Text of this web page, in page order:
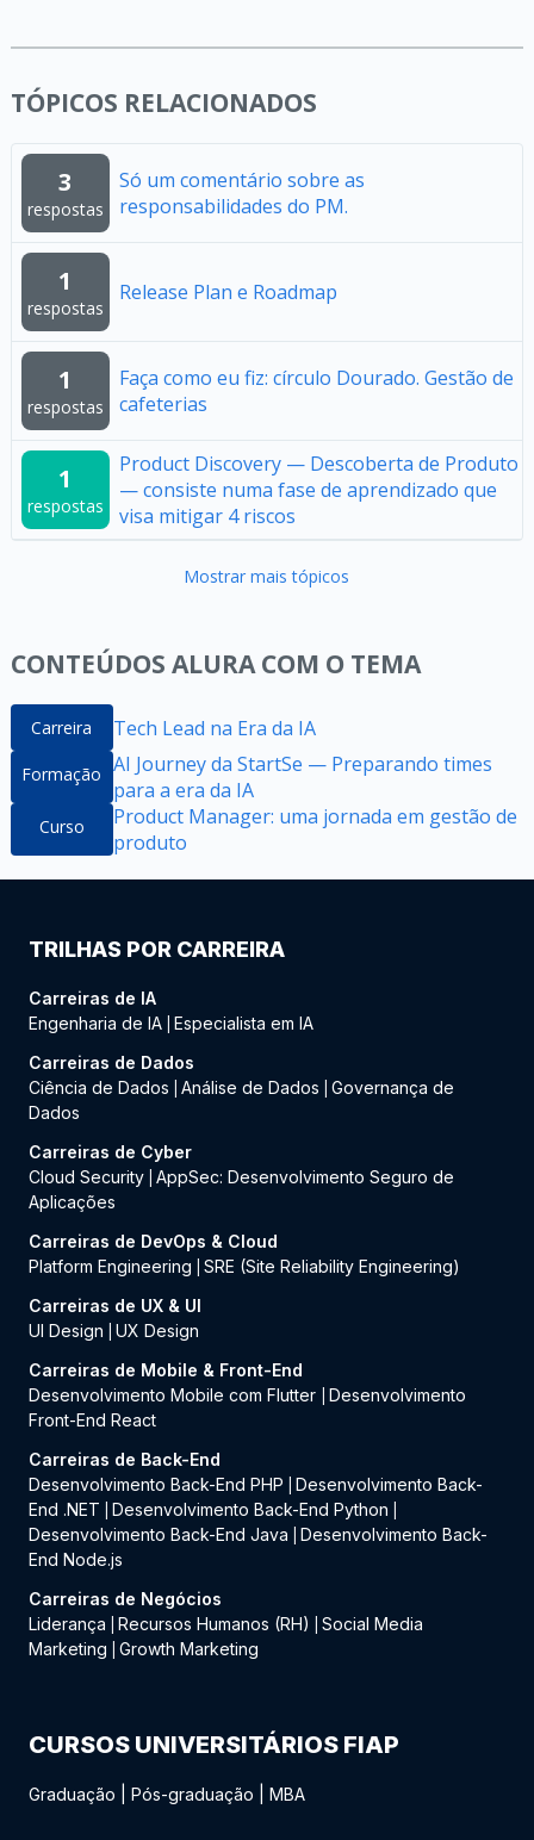
TÓPICOS RELACIONADOS
3
respostas
Só um comentário sobre as
responsabilidades do PM.
1
respostas
Release Plan e Roadmap
1
respostas
Faça como eu fiz: círculo Dourado. Gestão de
cafeterias
1
respostas
Product Discovery — Descoberta de Produto
— consiste numa fase de aprendizado que
visa mitigar 4 riscos
Mostrar mais tópicos
CONTEÚDOS ALURA COM O TEMA
Carreira Tech Lead na Era da IA
Formação AI Journey da StartSe — Preparando times
para a era da IA
Curso
Product Manager: uma jornada em gestão de
produto
TRILHAS POR CARREIRA
Carreiras de IA
Engenharia de IA Especialista em IA
Carreiras de Dados
Ciência de Dados
Análise de Dados
Governança de
Dados
Carreiras de Cyber
Cloud Security AppSec: Desenvolvimento Seguro de
Aplicações
Carreiras de DevOps & Cloud
Platform Engineering
SRE (Site Reliability Engineering)
Carreiras de UX & UI
UI Design
UX Design
Carreiras de Mobile & Front-End
Desenvolvimento Mobile com Flutter
Desenvolvimento
Front-End React
Carreiras de Back-End
Desenvolvimento Back-End PHP
Desenvolvimento Back-
End .NET
Desenvolvimento Back-End Python
Desenvolvimento Back-End Java
Desenvolvimento Back-
End Node.js
Carreiras de Negócios
Liderança
Recursos Humanos (RH)
Social Media
Marketing
Growth Marketing
CURSOS UNIVERSITÁRIOS FIAP
Graduação Pós-graduação MBA